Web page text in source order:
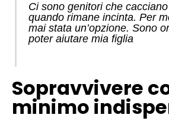
Ci sono genitori che
quando rimane incinta. Per
mai stata un’opzione. Sono
poter aiutare mia figlia
Sopravvivere
minimo